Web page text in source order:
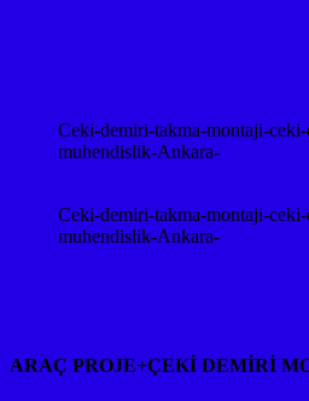
Ceki-demiri-takma-montaji-
muhendislik-Ankara-
Ceki-demiri-takma-montaji-
muhendislik-Ankara-
ARAÇ PROJE+ÇEKİ DEMİRİ